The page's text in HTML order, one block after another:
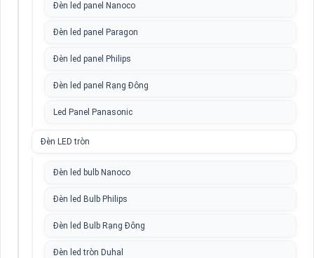
Đèn led panel Nanoco
Đèn led panel Paragon
Đèn led panel Philips
Đèn led panel Rạng Đông
Led Panel Panasonic
Đèn LED tròn
Đèn led bulb Nanoco
Đèn led Bulb Philips
Đèn led Bulb Rạng Đông
Đèn led tròn Duhal